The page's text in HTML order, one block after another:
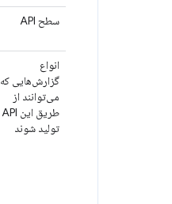
سطح API
انواع
گزارش‌هایی که
می‌توانند از
طریق این API
تولید شوند